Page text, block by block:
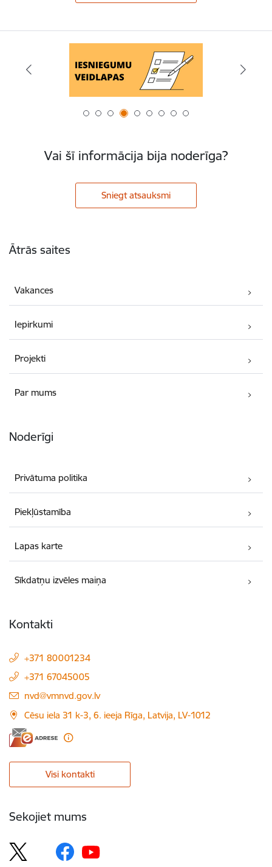
Vai šī informācija bija noderīga?
Sniegt atsauksmi
Ātrās saites
Vakances
Iepirkumi
Projekti
Par mums
Noderīgi
Privātuma politika
Piekļūstamība
Lapas karte
Sīkdatņu izvēles maiņa
Kontakti
+371 80001234
+371 67045005
E-pasts:
nvd@vmnvd.gov.lv
Cēsu iela 31 k-3, 6. ieeja Rīga, Latvija, LV-1012
Visi kontakti
Sekojiet mums